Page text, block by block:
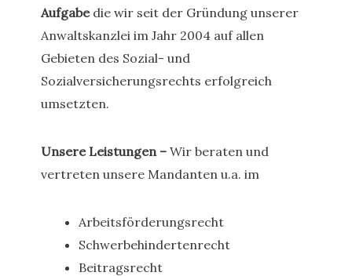
Aufgabedie wir seit der Gründung unserer
Anwaltskanzlei im Jahr 2004 auf allen
Gebieten des Sozial- und
Sozialversicherungsrechts erfolgreich
umsetzten.
Unsere Leistungen – Wir beraten und
vertreten unsere Mandanten u.a. im
Arbeitsförderungsrecht
Schwerbehindertenrecht
Beitragsrecht